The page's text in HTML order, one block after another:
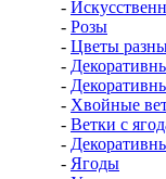
-
- Розы
- Цветы
-
-
- Хвойные
- Ветки с
-
- Ягоды